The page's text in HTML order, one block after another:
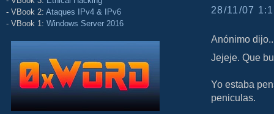
- VBook 2: Ataques IPv4 & IPv6
- VBook 1: Windows Server 2016
28/11/07
Anónimo
Jejeje. Que
Yo estaba
peniculas.